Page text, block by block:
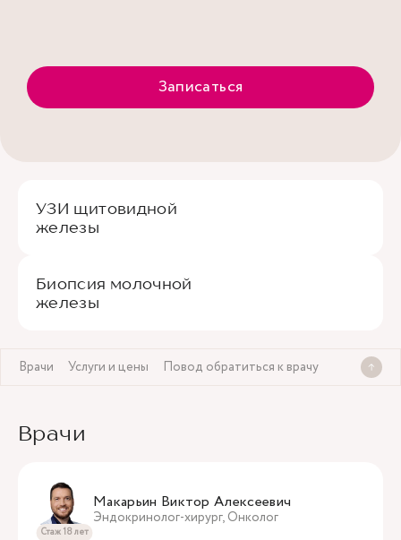
Записаться
УЗИ щитовидной
железы
Биопсия молочной
железы
Врачи Услуги и цены Повод обратиться к врачу
Врачи
Стаж 18 лет
Макарьин Виктор Алексеевич
Эндокринолог-хирург, Онколог